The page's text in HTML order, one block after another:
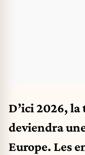
D’ici 2026,
deviendra
Europe. Les